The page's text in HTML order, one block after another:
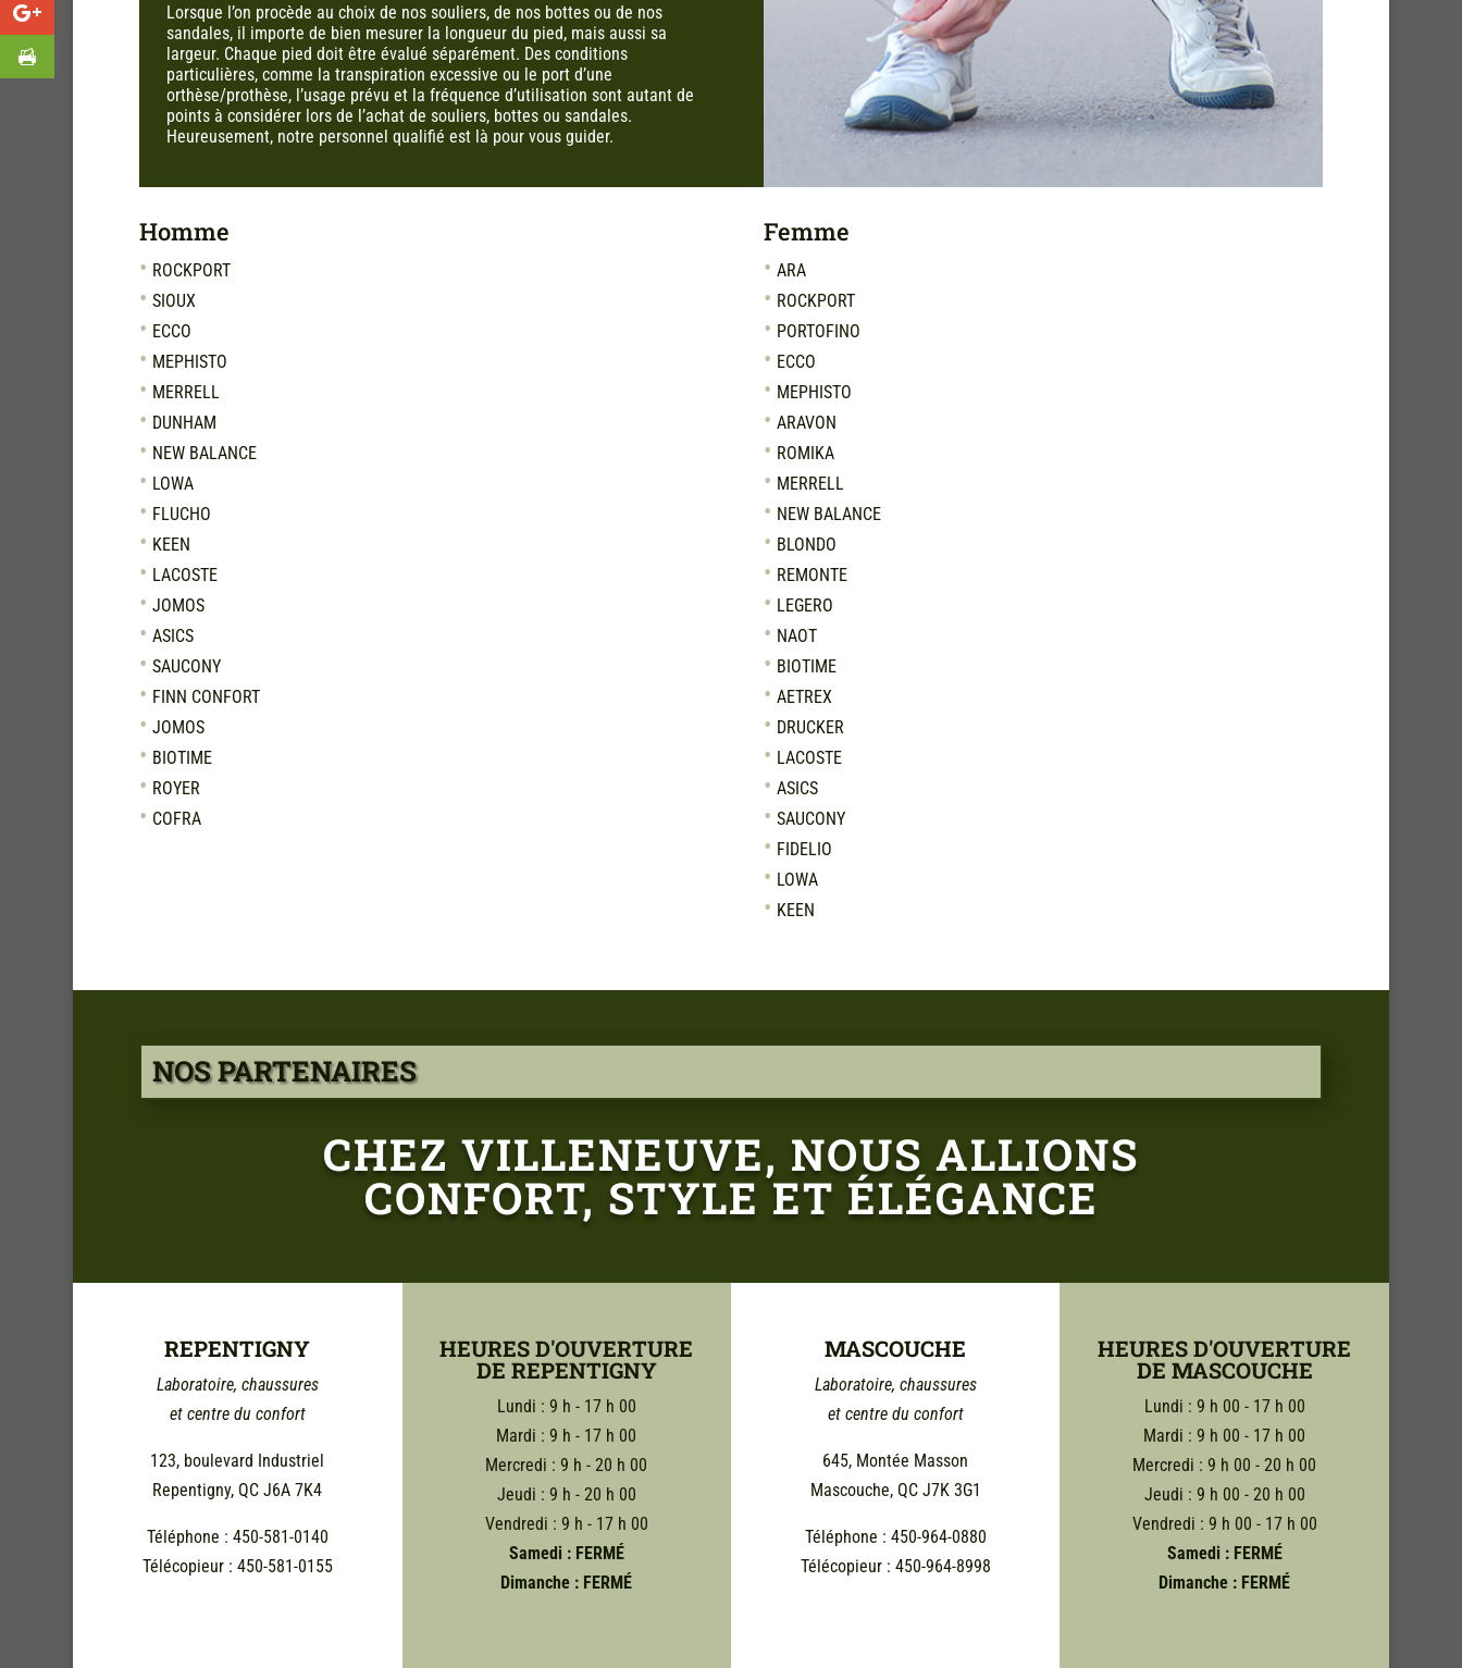
Lorsque l’on procède au choix de nos souliers, de nos bottes ou de nos
sandales, il importe de bien mesurer la longueur du pied, mais aussi sa
largeur. Chaque pied doit être évalué séparément. Des conditions
particulières, comme la transpiration excessive ou le port d’une
orthèse/prothèse, l’usage prévu et la fréquence d’utilisation sont autant de
points à considérer lors de l’achat de souliers, bottes ou sandales.
Heureusement, notre personnel qualifié est là pour vous guider.
Homme
ROCKPORT
SIOUX
ECCO
MEPHISTO
MERRELL
DUNHAM
NEW BALANCE
LOWA
FLUCHO
KEEN
LACOSTE
JOMOS
ASICS
SAUCONY
FINN CONFORT
JOMOS
BIOTIME
ROYER
COFRA
Femme
ARA
ROCKPORT
PORTOFINO
ECCO
MEPHISTO
ARAVON
ROMIKA
MERRELL
NEW BALANCE
BLONDO
REMONTE
LEGERO
NAOT
BIOTIME
AETREX
DRUCKER
LACOSTE
ASICS
SAUCONY
FIDELIO
LOWA
KEEN
NOS PARTENAIRES
CHEZ VILLENEUVE, NOUS ALLIONS
CONFORT, STYLE ET ÉLÉGANCE
REPENTIGNY
Laboratoire, chaussures
et centre du confort
123, boulevard Industriel
Repentigny, QC J6A 7K4
Téléphone : 450-581-0140
Télécopieur : 450-581-0155
HEURES D'OUVERTURE
DE REPENTIGNY
Lundi : 9 h - 17 h 00
Mardi : 9 h - 17 h 00
Mercredi : 9 h - 20 h 00
Jeudi : 9 h - 20 h 00
Vendredi : 9 h - 17 h 00
Samedi : FERMÉ
Dimanche : FERMÉ
MASCOUCHE
Laboratoire, chaussures
et centre du confort
645, Montée Masson
Mascouche, QC J7K 3G1
Téléphone : 450-964-0880
Télécopieur : 450-964-8998
HEURES D'OUVERTURE
DE MASCOUCHE
Lundi : 9 h 00 - 17 h 00
Mardi : 9 h 00 - 17 h 00
Mercredi : 9 h 00 - 20 h 00
Jeudi : 9 h 00 - 20 h 00
Vendredi : 9 h 00 - 17 h 00
Samedi : FERMÉ
Dimanche : FERMÉ